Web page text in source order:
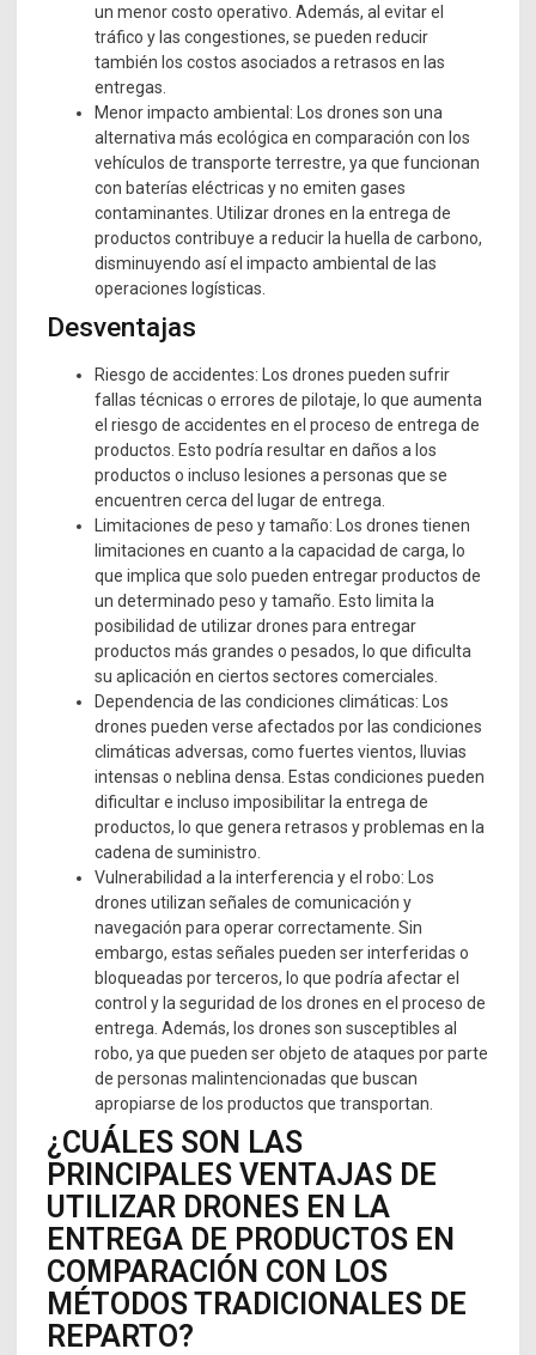
un menor costo operativo. Además, al evitar el
tráfico y las congestiones, se pueden reducir
también los costos asociados a retrasos en las
entregas.
Menor impacto ambiental: Los drones son una
alternativa más ecológica en comparación con los
vehículos de transporte terrestre, ya que funcionan
con baterías eléctricas y no emiten gases
contaminantes. Utilizar drones en la entrega de
productos contribuye a reducir la huella de carbono,
disminuyendo así el impacto ambiental de las
operaciones logísticas.
Desventajas
Riesgo de accidentes: Los drones pueden sufrir
fallas técnicas o errores de pilotaje, lo que aumenta
el riesgo de accidentes en el proceso de entrega de
productos. Esto podría resultar en daños a los
productos o incluso lesiones a personas que se
encuentren cerca del lugar de entrega.
Limitaciones de peso y tamaño: Los drones tienen
limitaciones en cuanto a la capacidad de carga, lo
que implica que solo pueden entregar productos de
un determinado peso y tamaño. Esto limita la
posibilidad de utilizar drones para entregar
productos más grandes o pesados, lo que dificulta
su aplicación en ciertos sectores comerciales.
Dependencia de las condiciones climáticas: Los
drones pueden verse afectados por las condiciones
climáticas adversas, como fuertes vientos, lluvias
intensas o neblina densa. Estas condiciones pueden
dificultar e incluso imposibilitar la entrega de
productos, lo que genera retrasos y problemas en la
cadena de suministro.
Vulnerabilidad a la interferencia y el robo: Los
drones utilizan señales de comunicación y
navegación para operar correctamente. Sin
embargo, estas señales pueden ser interferidas o
bloqueadas por terceros, lo que podría afectar el
control y la seguridad de los drones en el proceso de
entrega. Además, los drones son susceptibles al
robo, ya que pueden ser objeto de ataques por parte
de personas malintencionadas que buscan
apropiarse de los productos que transportan.
¿CUÁLES SON LAS
PRINCIPALES VENTAJAS DE
UTILIZAR DRONES EN LA
ENTREGA DE PRODUCTOS EN
COMPARACIÓN CON LOS
MÉTODOS TRADICIONALES DE
REPARTO?